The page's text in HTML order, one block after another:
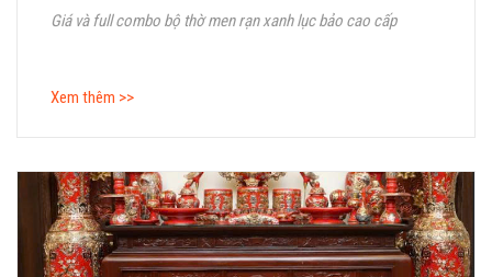
Giá và full combo bộ thờ men rạn xanh lục bảo cao cấp
Xem thêm >>